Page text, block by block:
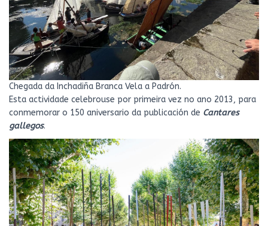
Chegada da Inchadiña Branca Vela a Padrón.
Esta actividade celebrouse por primeira vez no ano 2013, para
conmemorar o 150 aniversario da publicación de Cantares
gallegos.